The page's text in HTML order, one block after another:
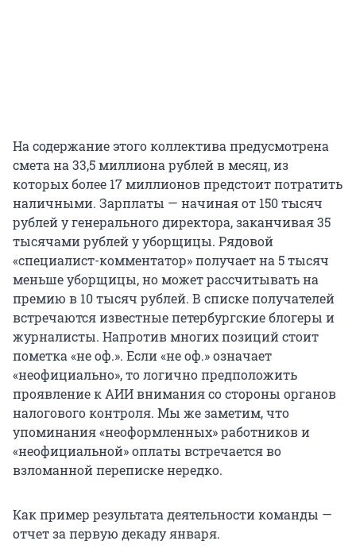
На содержание этого коллектива предусмотрена
смета на 33,5 миллиона рублей в месяц, из
которых более 17 миллионов предстоит потратить
наличными. Зарплаты — начиная от 150 тысяч
рублей у генерального директора, заканчивая 35
тысячами рублей у уборщицы. Рядовой
«специалист-комментатор» получает на 5 тысяч
меньше уборщицы, но может рассчитывать на
премию в 10 тысяч рублей. В списке получателей
встречаются известные петербургские блогеры и
журналисты. Напротив многих позиций стоит
пометка «не оф.». Если «не оф.» означает
«неофициально», то логично предположить
проявление к АИИ внимания со стороны органов
налогового контроля. Мы же заметим, что
упоминания «неоформленных» работников и
«неофициальной» оплаты встречается во
взломанной переписке нередко.
Как пример результата деятельности команды —
отчет за первую декаду января.